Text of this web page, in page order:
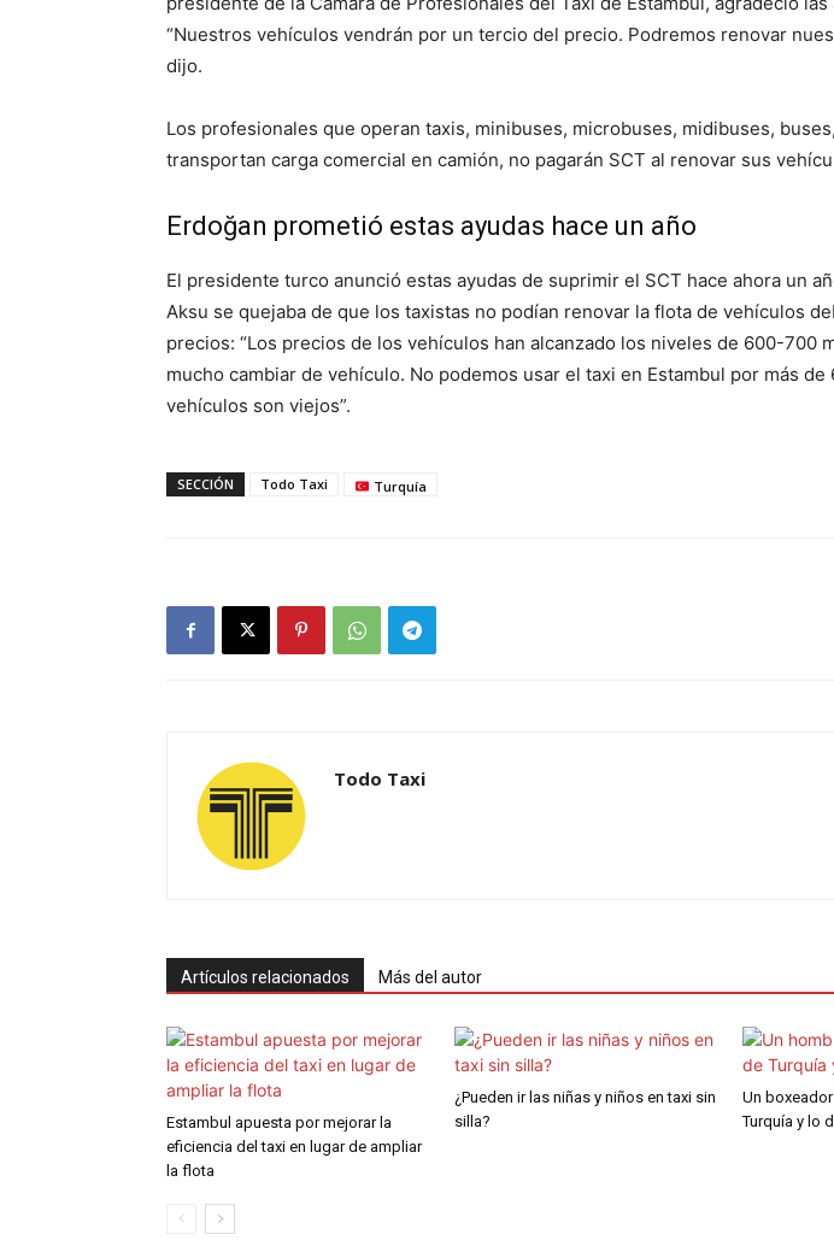
“Nuestros vehículos vendrán por un tercio del precio. Podremos renovar
dijo.
Los profesionales que operan taxis, minibuses, microbuses, midibuses,
transportan carga comercial en camión, no pagarán SCT al renovar sus
Erdoğan prometió estas ayudas hace un año
El presidente turco anunció estas ayudas de suprimir el SCT hace ahora un
Aksu se quejaba de que los taxistas no podían renovar la flota de vehículos
precios: “Los precios de los vehículos han alcanzado los niveles de 600-700
mucho cambiar de vehículo. No podemos usar el taxi en Estambul por más de
vehículos son viejos”.
SECCIÓN Todo Taxi Turquía
Todo Taxi
Artículos relacionados Más del autor
Estambul apuesta por mejorar la
eficiencia del taxi en lugar de ampliar
la flota
¿Pueden ir las niñas y niños en taxi sin
silla?
Un
Turquía y lo